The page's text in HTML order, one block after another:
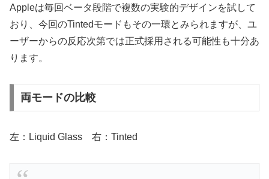
Appleは毎回ベータ段階で複数の実験的デザインを試して
おり、今回のTintedモードもその一環とみられますが、ユ
ーザーからの反応次第では正式採用される可能性も十分あ
ります。
両モードの比較
左：Liquid Glass 右：Tinted